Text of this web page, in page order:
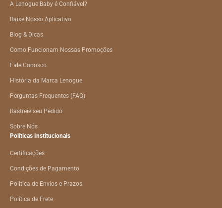
A Lenogue Baby é Confiável?
Baixe Nosso Aplicativo
Blog & Dicas
Como Funcionam Nossas Promoções
Fale Conosco
História da Marca Lenogue
Perguntas Frequentes (FAQ)
Rastreie seu Pedido
Sobre Nós
Políticas Institucionais
Certificações
Condições de Pagamento
Política de Envios e Prazos
Política de Frete